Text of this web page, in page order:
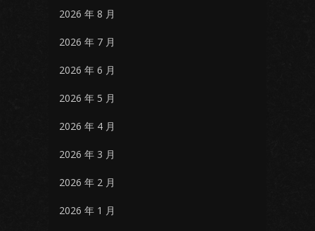
2026 年 8 月
2026 年 7 月
2026 年 6 月
2026 年 5 月
2026 年 4 月
2026 年 3 月
2026 年 2 月
2026 年 1 月